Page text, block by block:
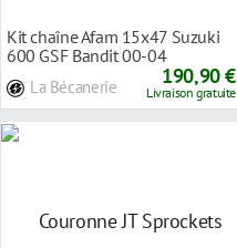
Kit chaîne Afam 15x47 Suzuki
600 GSF Bandit 00-04
La Bécanerie 190,90 €
Livraison gratuite